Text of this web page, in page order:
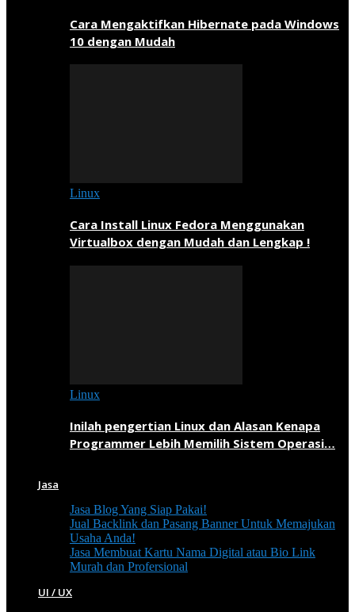
Cara Mengaktifkan Hibernate pada Windows
10 dengan Mudah
Linux
Cara Install Linux Fedora Menggunakan
Virtualbox dengan Mudah dan Lengkap !
Linux
Inilah pengertian Linux dan Alasan Kenapa
Programmer Lebih Memilih Sistem Operasi…
Jasa
Jasa Blog Yang Siap Pakai!
Jual Backlink dan Pasang Banner Untuk Memajukan
Usaha Anda!
Jasa Membuat Kartu Nama Digital atau Bio Link
Murah dan Profersional
UI / UX